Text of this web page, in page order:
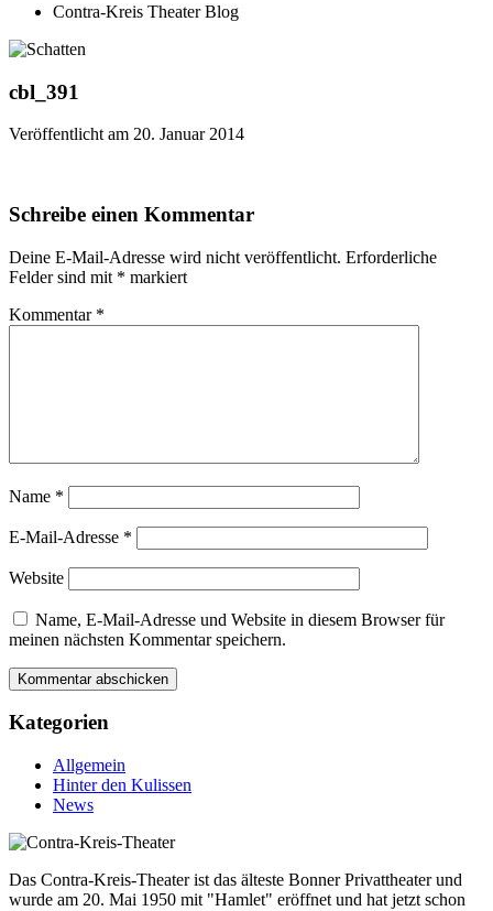
Contra-Kreis Theater Blog
cbl_391
Veröffentlicht am 20. Januar 2014
Schreibe einen Kommentar
Deine E-Mail-Adresse wird nicht veröffentlicht. Erforderliche
Felder sind mit * markiert
Kommentar *
Name *
E-Mail-Adresse *
Website
Name, E-Mail-Adresse und Website in diesem Browser für
meinen nächsten Kommentar speichern.
Kategorien
Allgemein
Hinter den Kulissen
News
Das Contra-Kreis-Theater ist das älteste Bonner Privattheater und
wurde am 20. Mai 1950 mit "Hamlet" eröffnet und hat jetzt schon